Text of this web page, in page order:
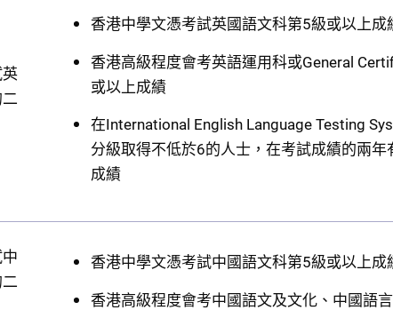
香港中學文憑考試英國語文科第5級或以上成
香港高級程度會考英語運用科或General
或以上成績
在International English Language Testing
分級取得不低於6的人士，在考試成績的兩
成績
香港中學文憑考試中國語文科第5級或以上成
香港高級程度會考中國語文及文化、中國語